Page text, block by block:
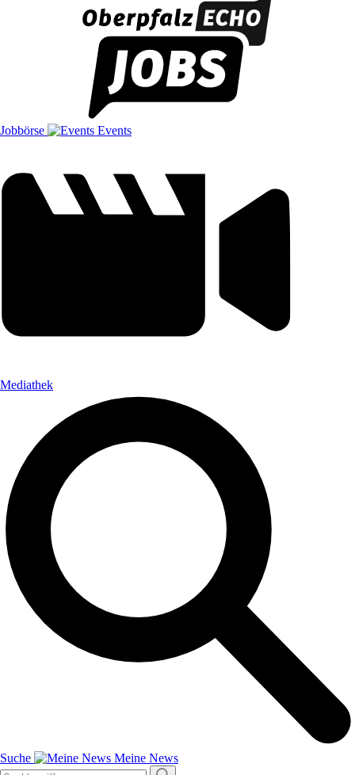
Jobbörse Events
Mediathek
Suche Meine News